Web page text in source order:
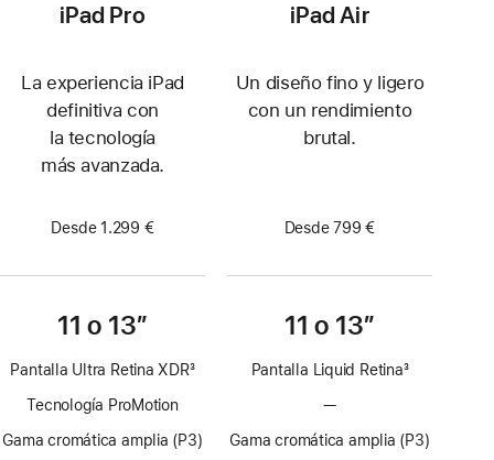
iPad Pro
La experiencia iPad
definitiva con
la tecnología
más avanzada.
Desde 1.299 €
11 o 13″
Pantalla Ultra Retina XDR
pie
3
Tecnología ProMotion
Gama cromática amplia (P3)
iPad Air
Un diseño fino y ligero
con un rendimiento
brutal.
Desde 799 €
11 o 13″
Pantalla Liquid Retina
pie
3
—Sin
ProMotion
Gama cromática amplia (P3)